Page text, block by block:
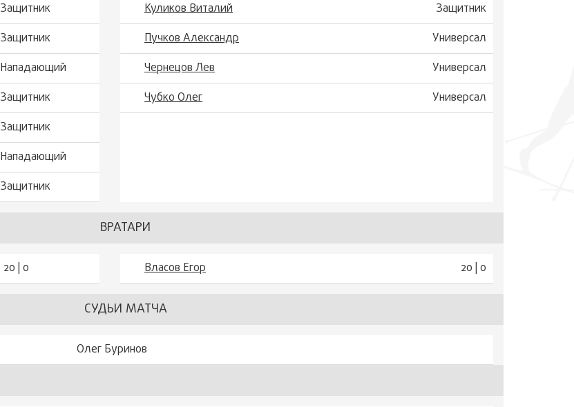
Защитник
Защитник
Нападающий
Защитник
Защитник
Нападающий
Защитник
Куликов Виталий
Защитник
Пучков Александр
Универсал
Чернецов Лев
Универсал
Чубко Олег
Универсал
ВРАТАРИ
20 | 0 Власов Егор 20 | 0
СУДЬИ МАТЧА
Олег Буринов